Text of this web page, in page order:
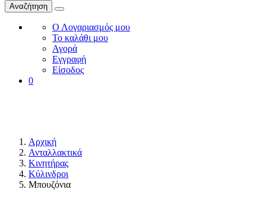
Αναζήτηση
Ο Λογαριασμός μου
Το καλάθι μου
Αγορά
Εγγραφή
Είσοδος
0
Αρχική
Ανταλλακτικά
Κινητήρας
Κύλινδροι
Μπουζόνια